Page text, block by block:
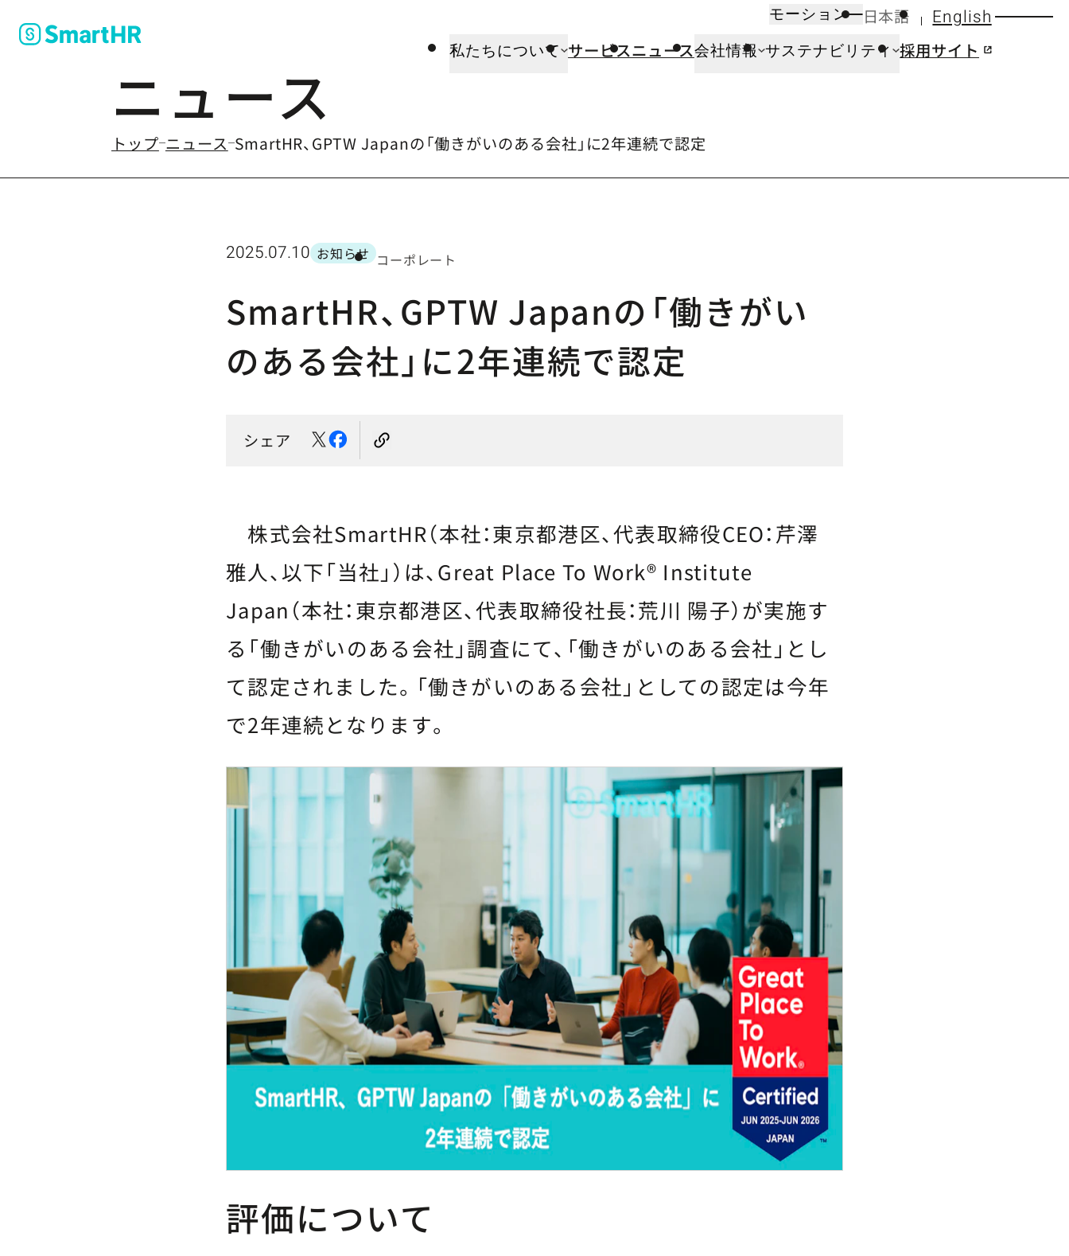
モーション 日本語 English
私たちについて サービスニュース会社情報 サステナビリティ 採用サイト
ニュース
トップ ニュースのなかの
SmartHR、GPTW Japanの「働きがいのある会社」に2年連続で認定
2025.07.10
カテゴリー
お知らせ コーポレート
SmartHR、GPTW Japanの「働きがい
のある会社」に2年連続で認定
シェア
株式会社SmartHR（本社：東京都港区、代表取締役CEO：芹澤
雅人、以下「当社」）は、Great Place To Work® Institute
Japan（本社：東京都港区、代表取締役社長：荒川 陽子）が実施す
る「働きがいのある会社」調査にて、「働きがいのある会社」とし
て認定されました。「働きがいのある会社」としての認定は今年
で2年連続となります。
評価について